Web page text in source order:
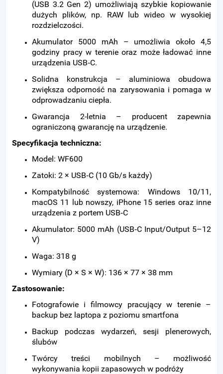
(USB 3.2 Gen 2) umożliwiają szybkie kopiowanie
dużych plików, np. RAW lub wideo w wysokiej
rozdzielczości.
Akumulator 5000 mAh – umożliwia około 4,5
godziny pracy w terenie oraz może ładować inne
urządzenia USB‑C.
Solidna konstrukcja – aluminiowa obudowa
zwiększa odporność na zarysowania i pomaga w
odprowadzaniu ciepła.
Gwarancja 2-letnia – producent zapewnia
ograniczoną gwarancję na urządzenie.
Specyfikacja techniczna:
Model: WF600
Zatoki: 2 × USB‑C (10 Gb/s każdy)
Kompatybilność systemowa: Windows 10/11,
macOS 11 lub nowszy, iPhone 15 series oraz inne
urządzenia z portem USB‑C
Akumulator: 5000 mAh (USB‑C Input/Output 5–12
V)
Waga: 318 g
Wymiary (D × S × W): 136 × 77 × 38 mm
Zastosowanie:
Fotografowie i filmowcy pracujący w terenie –
backup bez laptopa z poziomu smartfona
Backup podczas wydarzeń, sesji plenerowych,
ślubów
Twórcy treści mobilnych – możliwość
wykonywania kopii zapasowych w podróży